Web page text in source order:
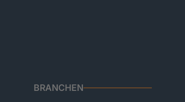
BRANCHEN